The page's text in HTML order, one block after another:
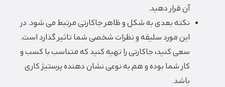
آن قرار دهید.
نکته بعدی به شکل و ظاهر جاکارتی مرتبط می شود. در
این مورد سلیقه و نظرات شخصی شما تاثیر گذارد است.
سعی کنید، جاکارتی را تهیه کنید که متناسب با کسب و
کار شما بوده و هم به نوعی نشان دهنده پرستیژ کاری
باشد.